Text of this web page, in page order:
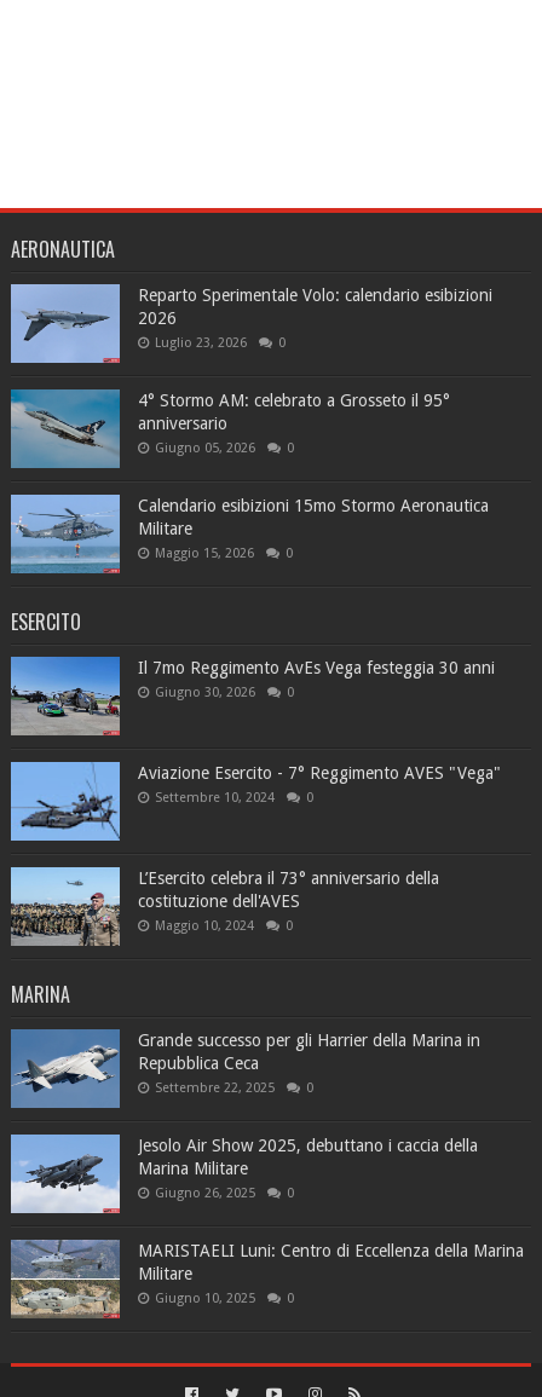
AERONAUTICA
Reparto Sperimentale Volo: calendario esibizioni
2026
Luglio 23, 2026 0
4° Stormo AM: celebrato a Grosseto il 95°
anniversario
Giugno 05, 2026 0
Calendario esibizioni 15mo Stormo Aeronautica
Militare
Maggio 15, 2026 0
ESERCITO
Il 7mo Reggimento AvEs Vega festeggia 30 anni
Giugno 30, 2026 0
Aviazione Esercito - 7° Reggimento AVES "Vega"
Settembre 10, 2024 0
L’Esercito celebra il 73° anniversario della
costituzione dell'AVES
Maggio 10, 2024 0
MARINA
Grande successo per gli Harrier della Marina in
Repubblica Ceca
Settembre 22, 2025 0
Jesolo Air Show 2025, debuttano i caccia della
Marina Militare
Giugno 26, 2025 0
MARISTAELI Luni: Centro di Eccellenza della Marina
Militare
Giugno 10, 2025 0